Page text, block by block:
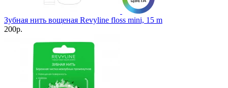
Зубная нить вощеная Revyline floss mini, 15 m
200р.